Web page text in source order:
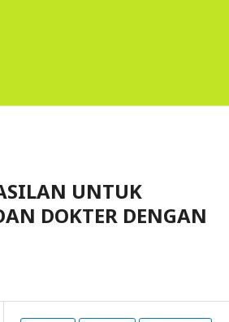
UNTUK
DOKTER DENGAN